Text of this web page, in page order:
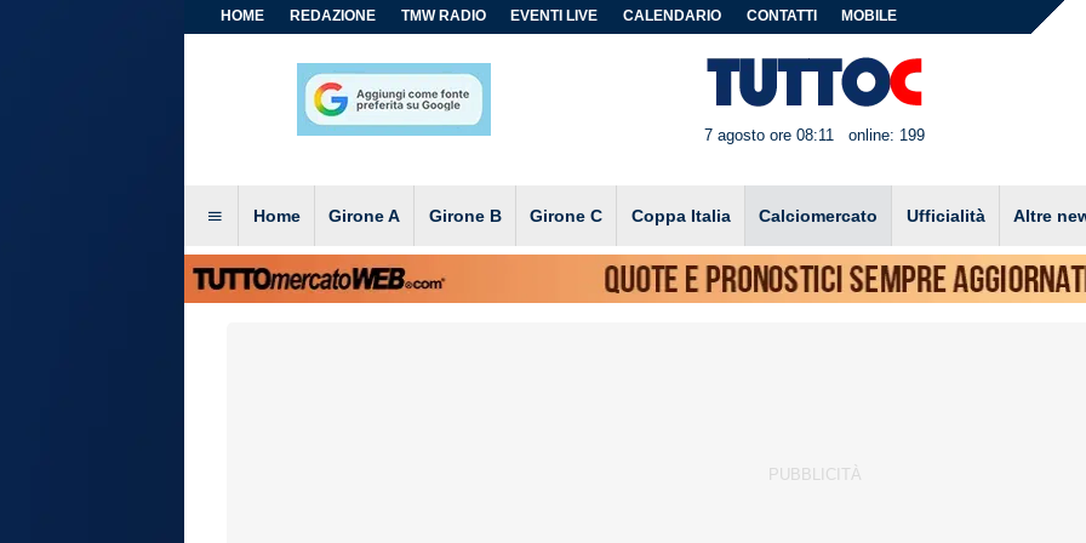
HOME REDAZIONE TMW RADIO EVENTI LIVE CALENDARIO CONTATTI MOBILE
7 agosto ore 08:11 online: 199
Home Girone A Girone B Girone C Coppa Italia Calciomercato Ufficialità Altre